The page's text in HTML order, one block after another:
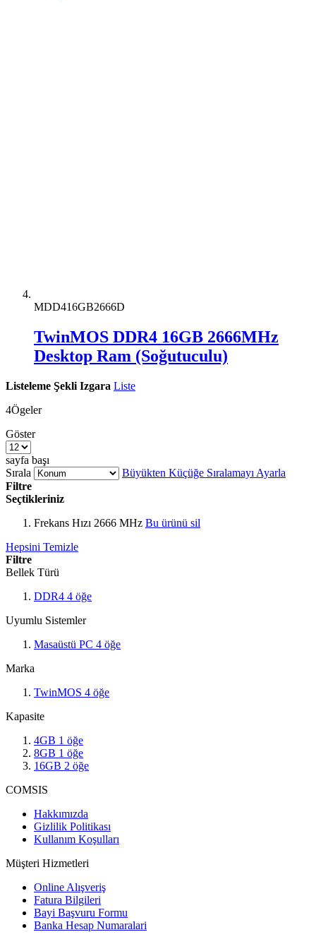
MDD416GB2666D
TwinMOS DDR4 16GB 2666MHz
Desktop Ram (Soğutuculu)
Listeleme Şekli Izgara Liste
4Ögeler
Göster
sayfa başı
Sırala
Büyükten Küçüğe Sıralamayı Ayarla
Filtre
Seçtikleriniz
Frekans Hızı 2666 MHz Bu ürünü sil
Hepsini Temizle
Filtre
Bellek Türü
DDR4 4 öğe
Uyumlu Sistemler
Masaüstü PC 4 öğe
Marka
TwinMOS 4 öğe
Kapasite
4GB 1 öğe
8GB 1 öğe
16GB 2 öğe
COMSIS
Hakkımızda
Gizlilik Politikası
Kullanım Koşulları
Müşteri Hizmetleri
Online Alışveriş
Fatura Bilgileri
Bayi Başvuru Formu
Banka Hesap Numaralari